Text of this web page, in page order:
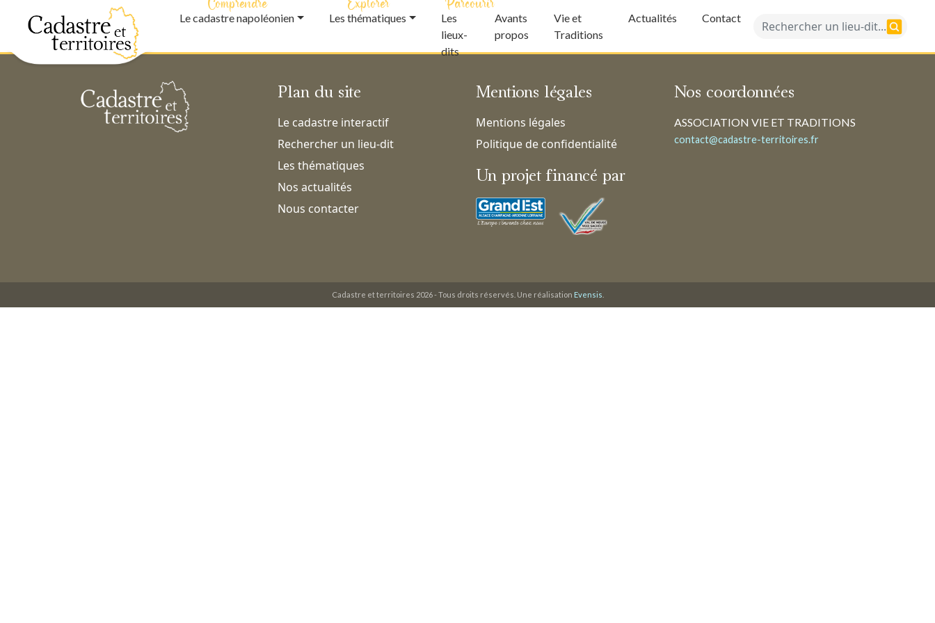
Le cadastre napoléonien Les thématiques
Les
lieux-
dits
Avants
propos
Vie et
Traditions
Actualités Contact
Plan du site
Le cadastre interactif
Rechercher un lieu-dit
Les thématiques
Nos actualités
Nous contacter
Mentions légales
Mentions légales
Politique de confidentialité
Un projet financé par
Nos coordonnées
ASSOCIATION VIE ET TRADITIONS
contact@cadastre-territoires.fr
Cadastre et territoires 2026 - Tous droits réservés. Une réalisation Evensis